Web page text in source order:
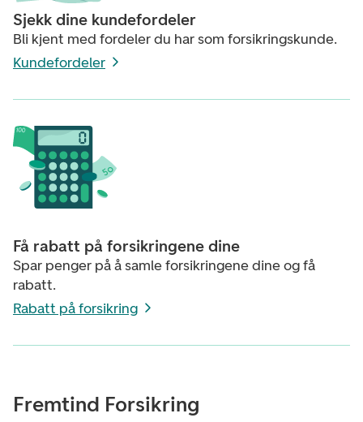
Sjekk dine kundefordeler
Bli kjent med fordeler du har som forsikringskunde.
Kundefordeler
Få rabatt på forsikringene dine
Spar penger på å samle forsikringene dine og få
rabatt.
Rabatt på forsikring
Fremtind Forsikring